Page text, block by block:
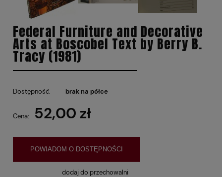
Federal Furniture and Decorative
Arts at Boscobel Text by Berry B.
Tracy (1981)
Dostępność: brak na półce
Cena: 52,00 zł
POWIADOM O DOSTĘPNOŚCI
dodaj do przechowalni